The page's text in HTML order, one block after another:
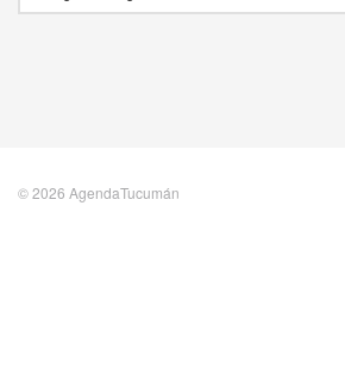
© 2026 AgendaTucumán